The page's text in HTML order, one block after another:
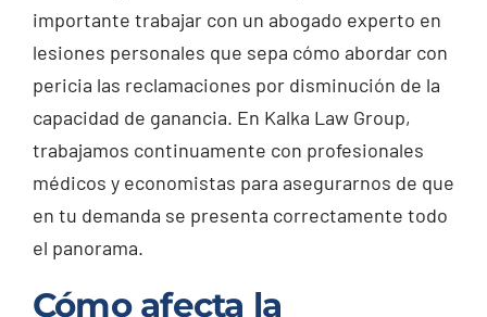
importante trabajar con un abogado experto en
lesiones personales que sepa cómo abordar con
pericia las reclamaciones por disminución de la
capacidad de ganancia. En Kalka Law Group,
trabajamos continuamente con profesionales
médicos y economistas para asegurarnos de que
en tu demanda se presenta correctamente todo
el panorama.
Cómo afecta la